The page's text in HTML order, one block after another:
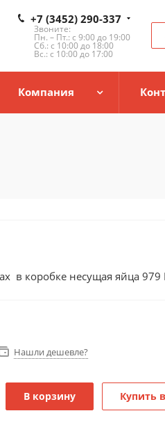
+7 (3452) 290-337
Звоните:
Пн. – Пт.: с 9:00 до 19:00
Сб.: с 10:00 до 18:00
Вс.: с 10:00 до 17:00
Компания
в коробке несущая яйца 979
Нашли дешевле?
В корзину Купить